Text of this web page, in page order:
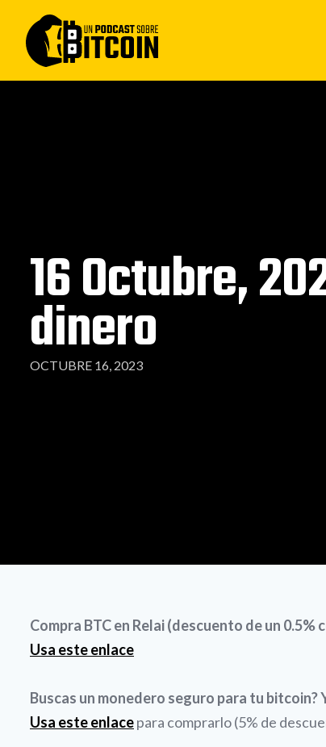
16 Octubre,
dinero
OCTUBRE 16, 2023
Compra BTC en Relai (descuento de un 0.5%
Usa este enlace
Buscas un monedero seguro para tu bitcoin?
Usa este enlacepara comprarlo (5% de